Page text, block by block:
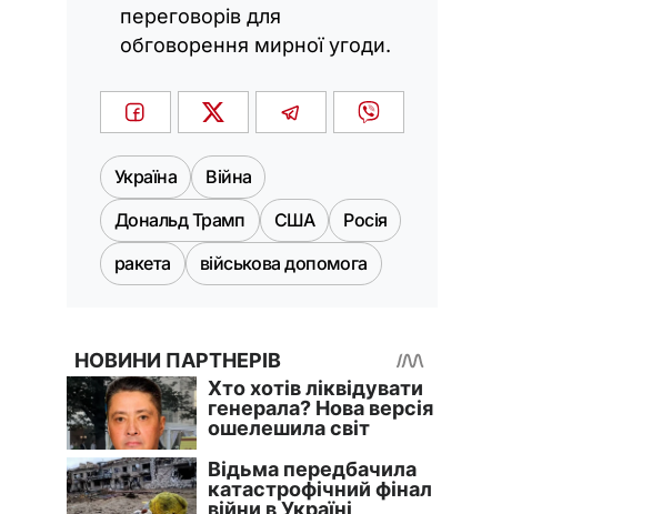
переговорів для
обговорення мирної угоди.
Україна
Війна
Дональд Трамп
США
Росія
ракета
військова допомога